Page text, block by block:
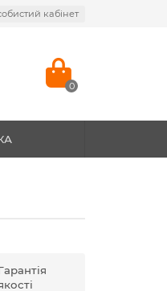
кабінет
0